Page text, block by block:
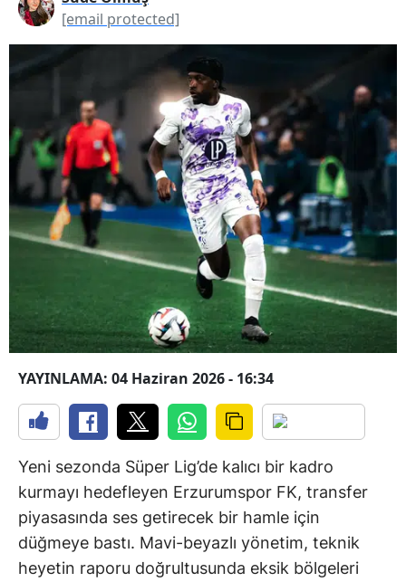
[email protected]
YAYINLAMA: 04 Haziran 2026 - 16:34
Yeni sezonda Süper Lig’de kalıcı bir kadro
kurmayı hedefleyen Erzurumspor FK, transfer
piyasasında ses getirecek bir hamle için
düğmeye bastı. Mavi-beyazlı yönetim, teknik
heyetin raporu doğrultusunda eksik bölgeleri